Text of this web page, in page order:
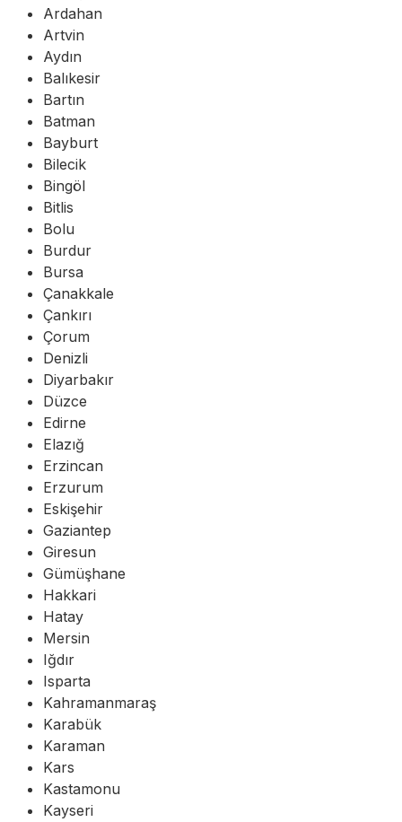
Ardahan
Artvin
Aydın
Balıkesir
Bartın
Batman
Bayburt
Bilecik
Bingöl
Bitlis
Bolu
Burdur
Bursa
Çanakkale
Çankırı
Çorum
Denizli
Diyarbakır
Düzce
Edirne
Elazığ
Erzincan
Erzurum
Eskişehir
Gaziantep
Giresun
Gümüşhane
Hakkari
Hatay
Mersin
Iğdır
Isparta
Kahramanmaraş
Karabük
Karaman
Kars
Kastamonu
Kayseri